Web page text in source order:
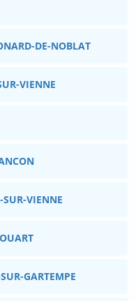
DE-NOBLAT
VIENNE
VIENNE
GARTEMPE